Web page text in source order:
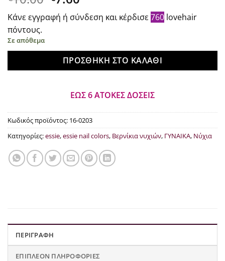
price
was:
τρέχουσα
τιμή
€7.60.
Κάνε εγγραφή ή σύνδεση και κέρδισε 760 lovehair
πόντους.
Σε απόθεμα
ΠΡΟΣΘΉΚΗ ΣΤΟ ΚΑΛΆΘΙ
ΕΩΣ 6 ΑΤΟΚΕΣ ΔΟΣΕΙΣ
Κωδικός προϊόντος: 16-0203
Κατηγορίες:essie,essie nail colors, Βερνίκια νυχιών, ΓΥΝΑΙΚΑ, Νύχια
ΠΕΡΙΓΡΑΦΉ
ΕΠΙΠΛΈΟΝ ΠΛΗΡΟΦΟΡΊΕΣ